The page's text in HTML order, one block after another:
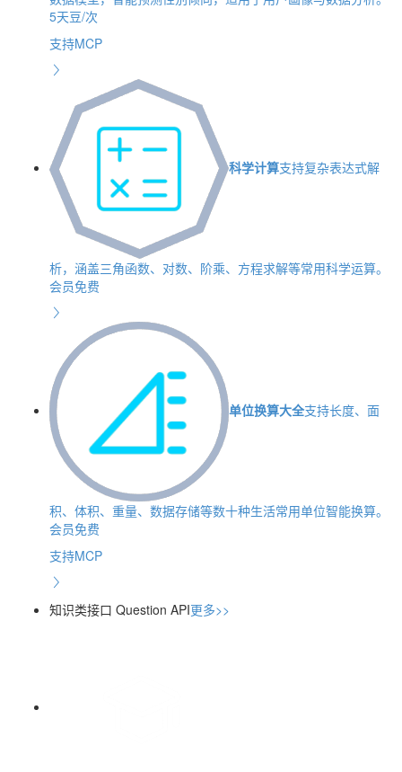
5天豆/次
支持MCP
科学计算支持复杂表达式解
析，涵盖三角函数、对数、阶乘、方程求解等常用科学运算。
会员免费
单位换算大全支持长度、面
积、体积、重量、数据存储等数十种生活常用单位智能换算。
会员免费
支持MCP
知识类接口 Question API更多>>